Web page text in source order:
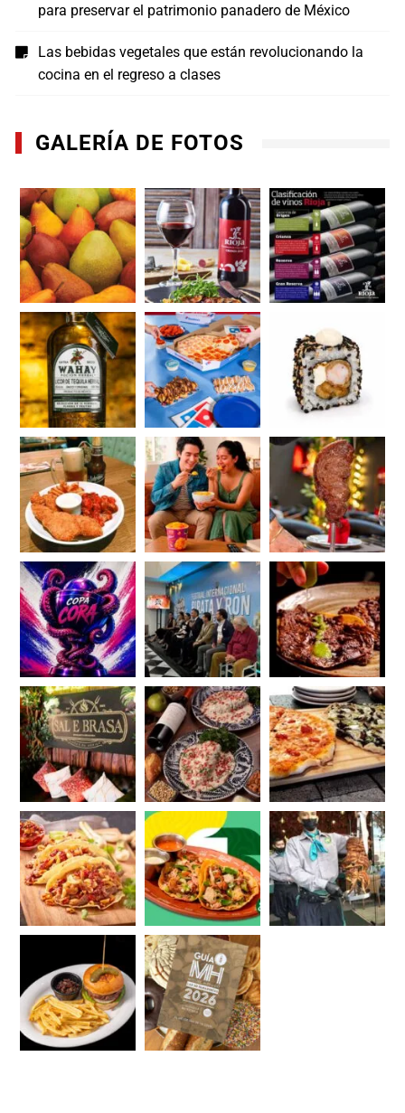
para preservar el patrimonio panadero de México
Las bebidas vegetales que están revolucionando la
cocina en el regreso a clases
GALERÍA DE FOTOS